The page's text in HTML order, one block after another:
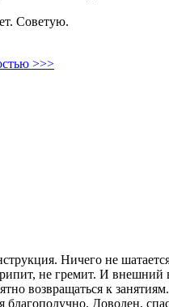
Советую.
>>>
Ничего не
не гремит. И внешний
возвращаться к
благополучно. Доволен,